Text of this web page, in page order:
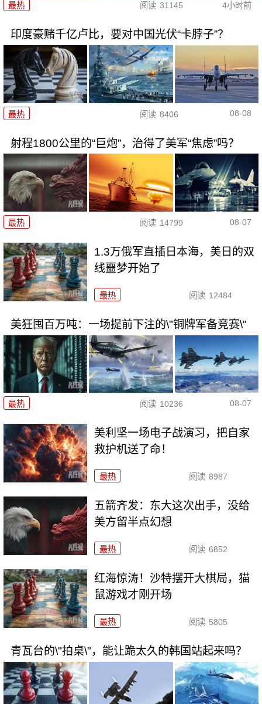
最热 阅读 31145 4小时前
印度豪赌千亿卢比，要对中国光伏“卡脖子”？
最热 阅读 8406 08-08
射程1800公里的“巨炮”，治得了美军“焦虑”吗？
最热 阅读 14799 08-07
1.3万俄军直插日本海，美日的双
线噩梦开始了
最热 阅读 12484
美狂囤百万吨：一场提前下注的\"铜牌军备竞赛\"
最热 阅读 10236 08-07
美利坚一场电子战演习，把自家
救护机送了命！
最热 阅读 8987
五箭齐发：东大这次出手，没给
美方留半点幻想
最热 阅读 6852
红海惊涛！沙特摆开大棋局，猫
鼠游戏才刚开场
最热 阅读 5805
青瓦台的\"拍桌\"，能让跪太久的韩国站起来吗？